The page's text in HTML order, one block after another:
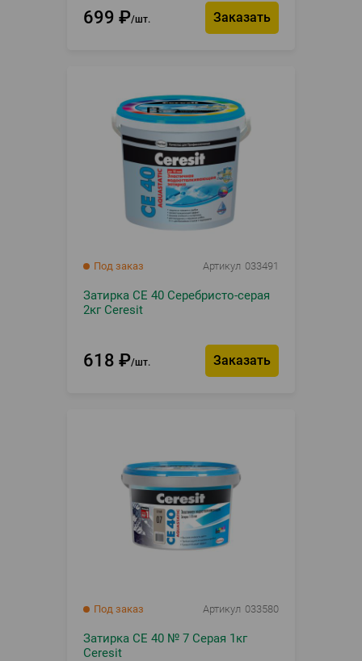
699 ₽ шт. Заказать
Под заказ Артикул 033491
Затирка CE 40 Серебристо-серая
2кг Ceresit
618 ₽ шт. Заказать
Под заказ Артикул 033580
Затирка CE 40 № 7 Серая 1кг
Ceresit